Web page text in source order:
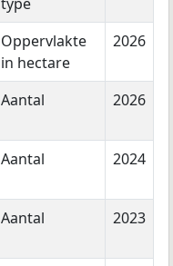
type
Oppervlakte
in hectare
2026
Aantal 2026
Aantal 2024
Aantal 2023